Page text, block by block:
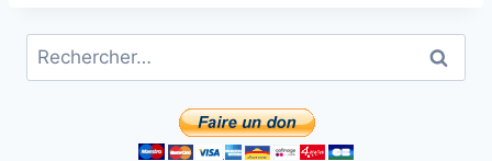
Rechercher :